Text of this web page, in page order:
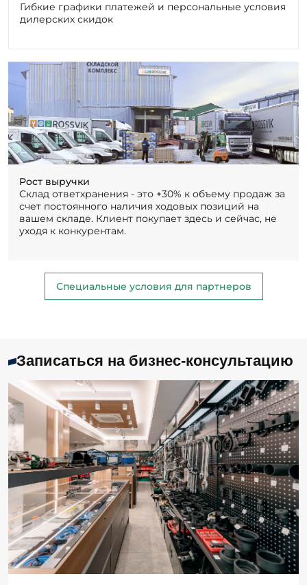
Рост выручки
Склад ответхранения - это +30% к объему продаж за
счет постоянного наличия ходовых позиций на
вашем складе. Клиент покупает здесь и сейчас, не
уходя к конкурентам.
Вы планируете открыть свой бизнес?